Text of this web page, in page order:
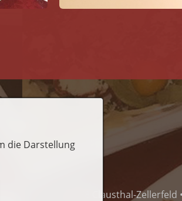
Str. 33 • 38678 Clausthal-Zellerfeld
die Darstellung